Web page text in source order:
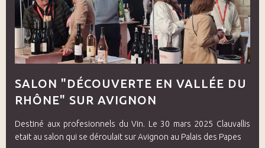
SALON "DÉCOUVERTE EN VALLÉE DU
RHÔNE" SUR AVIGNON
Destiné aux profesionnels du Vin. Le 30 mars 2025 Clauvallis
etait au salon qui se déroulait sur Avignon au Palais des Papes